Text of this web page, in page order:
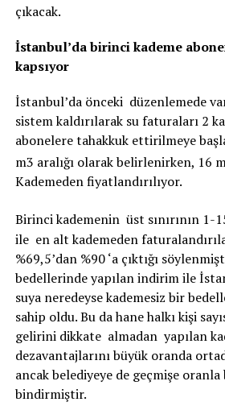
çıkacak.
İstanbul’da birinci kademe
kapsıyor
İstanbul’da önceki düzenlemede
sistem kaldırılarak su faturaları 2
abonelere tahakkuk ettirilmeye
m3 aralığı olarak belirlenirken, 16
Kademeden fiyatlandırılıyor.
Birinci kademenin üst sınırının 1-
ile en alt kademeden
%69,5’dan %90 ‘a çıktığı
bedellerinde yapılan indirim ile
suya neredeyse kademesiz bir
sahip oldu. Bu da hane halkı kişi
gelirini dikkate almadan yapılan
dezavantajlarını büyük oranda
ancak belediyeye de geçmişe oranla
bindirmiştir.